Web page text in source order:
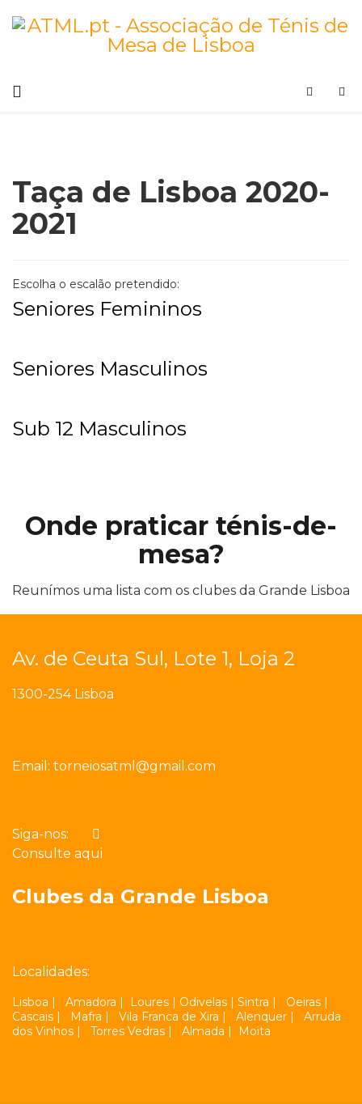
Taça de Lisboa 2020-
2021
Escolha o escalão pretendido:
Seniores Femininos
Seniores Masculinos
Sub 12 Masculinos
Onde praticar ténis-de-
mesa?
Reunímos uma lista com os clubes da Grande Lisboa
Av. de Ceuta Sul, Lote 1, Loja 2
1300-254 Lisboa
Email: torneiosatml@gmail.com
Siga-nos:
Consulte aqui
Clubes da Grande Lisboa
Localidades:
Lisboa | Amadora | Loures | Odivelas | Sintra | Oeiras |
Cascais | Mafra | Vila Franca de Xira | Alenquer | Arruda
dos Vinhos | Torres Vedras | Almada | Moita